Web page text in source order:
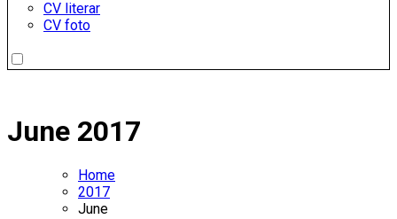
CV literar
CV foto
June 2017
Home
2017
June